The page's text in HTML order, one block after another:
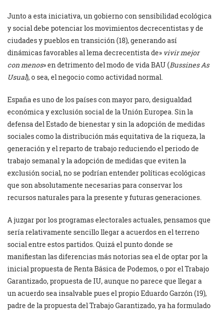
Junto a esta iniciativa, un gobierno con sensibilidad ecológica
y social debe potenciar los movimientos decrecentistas y de
ciudades y pueblos en transición (18), generando así
dinámicas favorables al lema decrecentista de» vivir mejor
con menos» en detrimento del modo de vida BAU (Bussines As
Usual), o sea, el negocio como actividad normal.
España es uno de los países con mayor paro, desigualdad
económica y exclusión social de la Unión Europea. Sin la
defensa del Estado de bienestar y sin la adopción de medidas
sociales como la distribución más equitativa de la riqueza, la
generación y el reparto de trabajo reduciendo el periodo de
trabajo semanal y la adopción de medidas que eviten la
exclusión social, no se podrían entender políticas ecológicas
que son absolutamente necesarias para conservar los
recursos naturales para la presente y futuras generaciones.
A juzgar por los programas electorales actuales, pensamos que
sería relativamente sencillo llegar a acuerdos en el terreno
social entre estos partidos. Quizá el punto donde se
manifiestan las diferencias más notorias sea el de optar por la
inicial propuesta de Renta Básica de Podemos, o por el Trabajo
Garantizado, propuesta de IU, aunque no parece que llegar a
un acuerdo sea insalvable pues el propio Eduardo Garzón (19),
padre de la propuesta del Trabajo Garantizado, ya ha formulado